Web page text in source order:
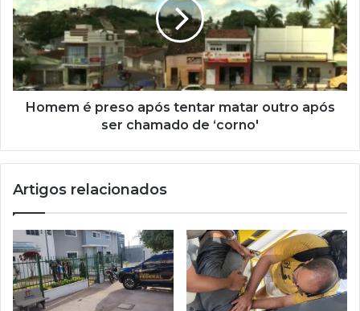
Homem é preso após tentar matar outro após
ser chamado de ‘corno'
Artigos relacionados